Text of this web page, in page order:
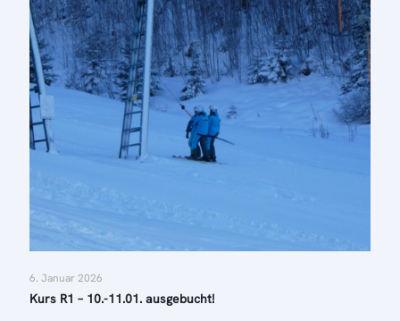
6. Januar 2026
Kurs R1 – 10.-11.01. ausgebucht!